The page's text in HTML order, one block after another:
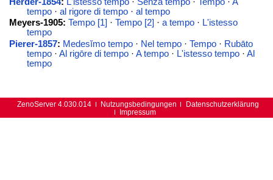
tempo· al rigore di tempo· al tempo
Meyers-1905: Tempo [1] · Tempo [2] · a tempo· L'istesso
tempo
Pierer-1857: Medesĭmo tempo· Nel tempo· Tempo· Rubāto
tempo· Al rigōre di tempo· A tempo· L'istesso tempo· Al
tempo
ZenoServer 4.030.014 Nutzungsbedingungen
Datenschutzerklärung
Impressum